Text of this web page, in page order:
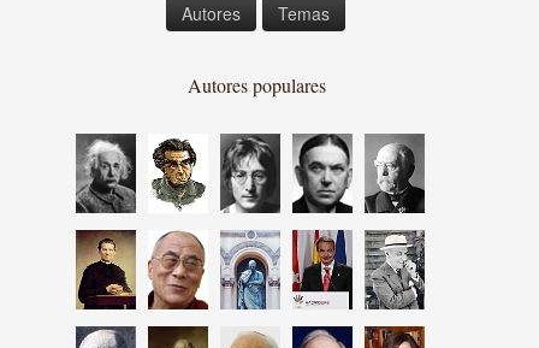
Autores Temas
Autores populares